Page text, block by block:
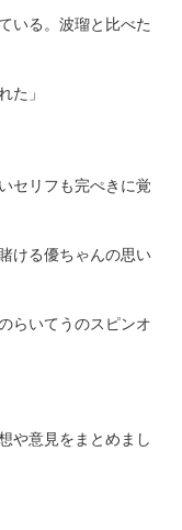
いる。波瑠と比べた
た」
セリフも完ぺきに覚
ける優ちゃんの思い
らいてうのスピンオ
や意見をまとめまし